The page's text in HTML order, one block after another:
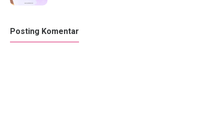
Posting Komentar